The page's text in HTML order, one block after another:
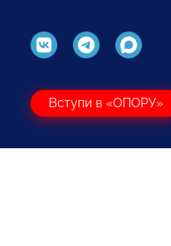
Вступи в «ОПОРУ»